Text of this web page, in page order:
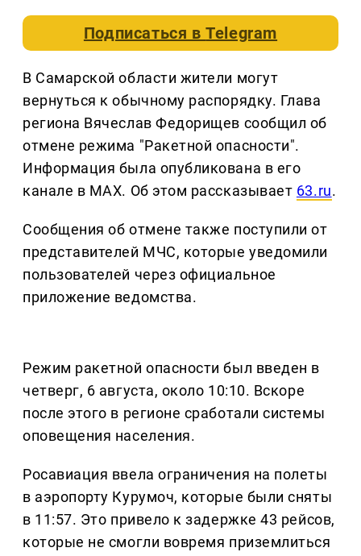
Подписаться вTelegram
В Самарской области жители могут
вернуться к обычному распорядку. Глава
региона Вячеслав Федорищев сообщил об
отмене режима "Ракетной опасности".
Информация была опубликована в его
канале в MAX. Об этом рассказывает 63.ru.
Сообщения об отмене также поступили от
представителей МЧС, которые уведомили
пользователей через официальное
приложение ведомства.
Режим ракетной опасности был введен в
четверг, 6 августа, около 10:10. Вскоре
после этого в регионе сработали системы
оповещения населения.
Росавиация ввела ограничения на полеты
в аэропорту Курумоч, которые были сняты
в 11:57. Это привело к задержке 43 рейсов,
которые не смогли вовремя приземлиться